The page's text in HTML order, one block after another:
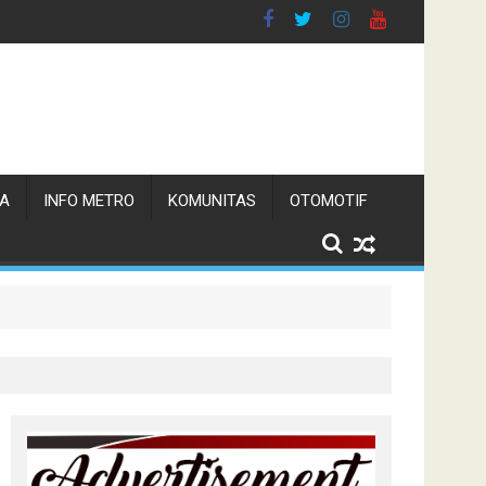
INFO METRO KOMUNITAS OTOMOTIF